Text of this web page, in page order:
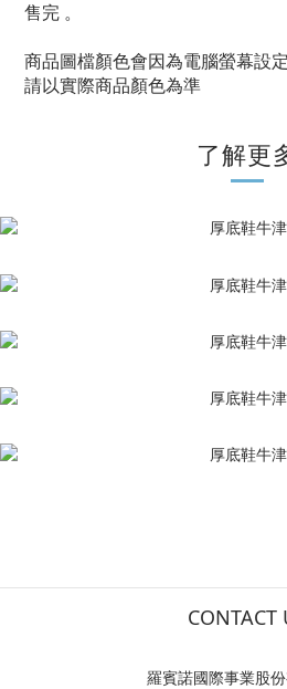
售完 。
商品圖檔顏色會因為電腦螢幕設
請以實際商品顏色為準
了解更
CONTACT
羅賓諾國際事業股